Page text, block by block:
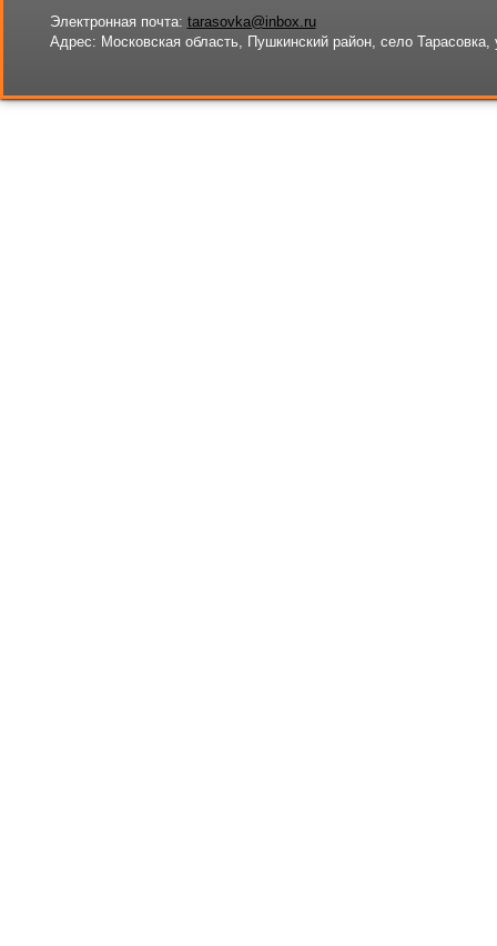
Электронная почта: tarasovka@inbox.ru
Адрес: Московская область, Пушкинский район, село